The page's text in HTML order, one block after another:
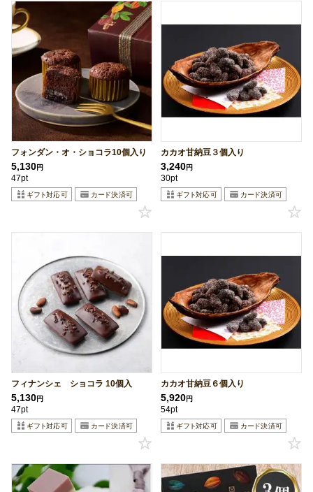
フォンダン・オ・ショコラ10個入り
5,130円
47pt
カカオ甘納豆３個入り
3,240円
30pt
フィナンシェ ショコラ 10個入
5,130円
47pt
カカオ甘納豆６個入り
5,920円
54pt